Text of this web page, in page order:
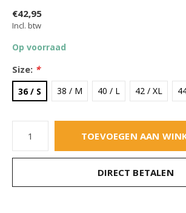
€42,95
Incl. btw
Op voorraad
Size: *
36 / S 38 / M 40 / L 42 / XL
TOEVOEGEN AAN
DIRECT BETALEN